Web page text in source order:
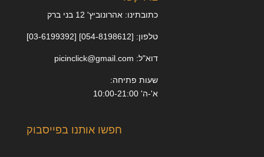
כתובתינו: אהרונוביץ' 12 בני ברק
טלפון: [054-8198612] [03-6199392]
דוא"ל: picinclick@gmail.com
שעות פתיחה:
א'-ה' 10:00-21:00
חפשו אותנו בפייסבוק